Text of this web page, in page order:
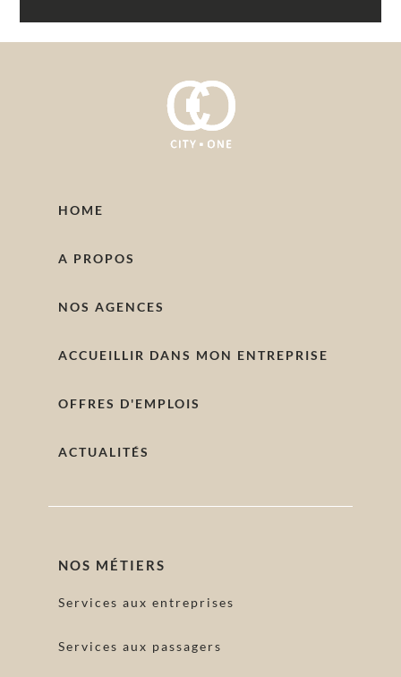
HOME
A PROPOS
NOS AGENCES
ACCUEILLIR DANS MON ENTREPRISE
OFFRES D'EMPLOIS
ACTUALITÉS
NOS MÉTIERS
Services aux entreprises
Services aux passagers